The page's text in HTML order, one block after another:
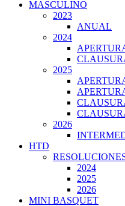
MASCULINO
2023
ANUAL
2024
2025
2026
HTD
2024
2025
2026
MINI BASQUET